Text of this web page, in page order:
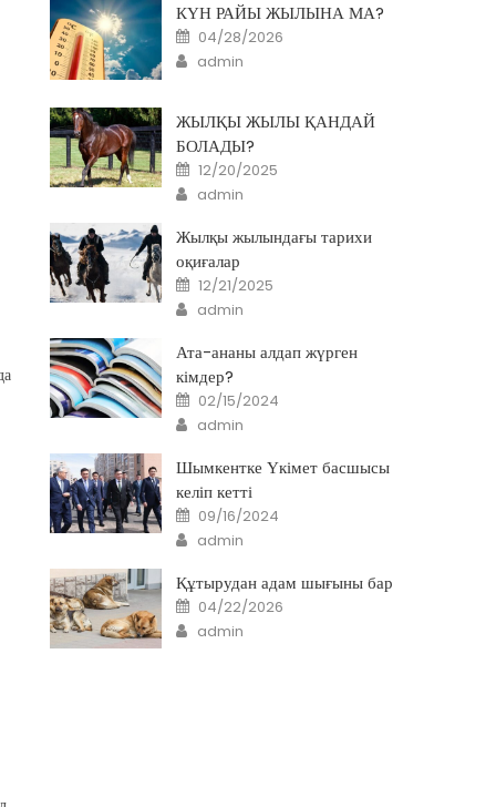
КҮН РАЙЫ ЖЫЛЫНА МА?
Posted
on
04/28/2026
Author
admin
ЖЫЛҚЫ ЖЫЛЫ ҚАНДАЙ
БОЛАДЫ?
Posted
on
12/20/2025
Author
admin
Жылқы жылындағы тарихи
оқиғалар
Posted
on
12/21/2025
Author
admin
Ата-ананы алдап жүрген
кімдер?
Posted
on
02/15/2024
Author
admin
Шымкентке Үкімет басшысы
келіп кетті
Posted
on
09/16/2024
Author
admin
Құтырудан адам шығыны бар
Posted
on
04/22/2026
Author
admin